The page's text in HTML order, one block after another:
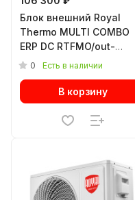
Блок внешний Royal
Thermo MULTI COMBO
ERP DC RTFMO/out-
27HN8 инверторной
0 Есть в наличии
В корзину